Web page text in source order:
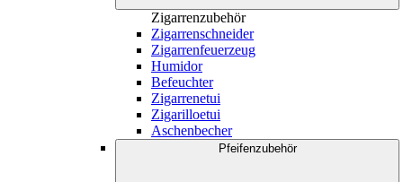
Zigarrenzubehör
Zigarrenschneider
Zigarrenfeuerzeug
Humidor
Befeuchter
Zigarrenetui
Zigarilloetui
Aschenbecher
Pfeifenzubehör